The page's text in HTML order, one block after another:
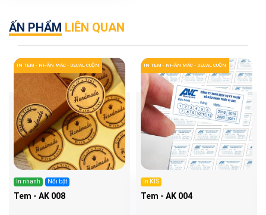
ẤN PHẨM LIÊN QUAN
IN TEM - NHÃN MÁC - DECAL CUỘN
In nhanh Nổi bật
Tem - AK 008
IN TEM - NHÃN MÁC - DECAL CUỘN
In KTS
Tem - AK 004